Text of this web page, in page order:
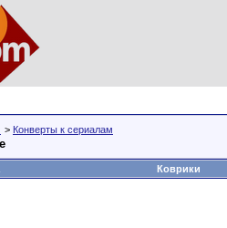
> Конверты к сериалам
Коврики